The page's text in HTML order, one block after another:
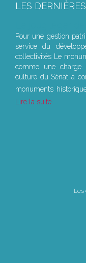
LES
Pour une gestion
service du
collectivités Le
comme une
culture du Sénat a
monuments
Lire la suite
Les